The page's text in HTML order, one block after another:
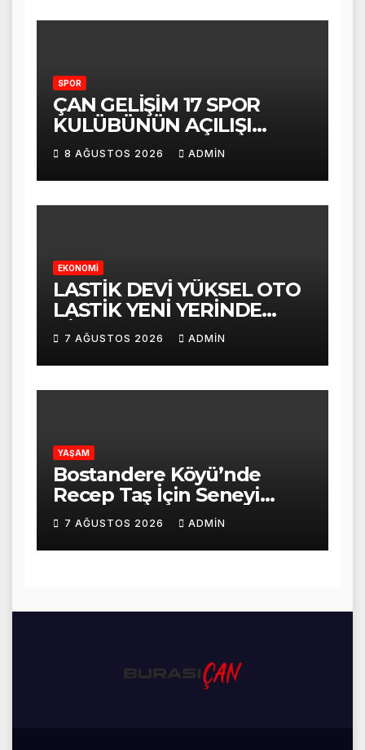
SPOR
ÇAN GELİŞİM 17 SPOR
KULÜBÜNÜN AÇILIŞI
COŞKUYLA
GERÇEKLEŞTİRİLDİ
8 AĞUSTOS 2026 ADMIN
EKONOMİ
LASTİK DEVİ YÜKSEL OTO
LASTİK YENİ YERİNDE
HİZMET VERMEYE
BAŞLADI
7 AĞUSTOS 2026 ADMIN
YAŞAM
Bostandere Köyü’nde
Recep Taş İçin Seneyi
Devriye Mevlid-i Şerif
Programı Düzenlendi
7 AĞUSTOS 2026 ADMIN